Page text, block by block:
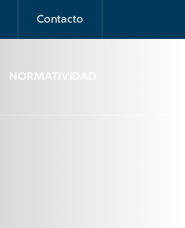
Contacto
NORMATIVIDAD